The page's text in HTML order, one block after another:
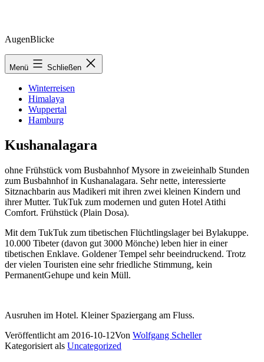
Zum
springen
AugenBlicke
Menü Schließen
Winterreisen
Himalaya
Wuppertal
Hamburg
Kushanalagara
ohne Frühstück vom Busbahnhof Mysore in zweieinhalb Stunden
zum Busbahnhof in Kushanalagara. Sehr nette, interessierte
Sitznachbarin aus Madikeri mit ihren zwei kleinen Kindern und
ihrer Mutter. TukTuk zum modernen und guten Hotel Atithi
Comfort. Frühstück (Plain Dosa).
Mit dem TukTuk zum tibetischen Flüchtlingslager bei Bylakuppe.
10.000 Tibeter (davon gut 3000 Mönche) leben hier in einer
tibetischen Enklave. Goldener Tempel sehr beeindruckend. Trotz
der vielen Touristen eine sehr friedliche Stimmung, kein
PermanentGehupe und kein Müll.
Ausruhen im Hotel. Kleiner Spaziergang am Fluss.
Veröffentlicht am 2016-10-12Von Wolfgang Scheller
Kategorisiert als Uncategorized